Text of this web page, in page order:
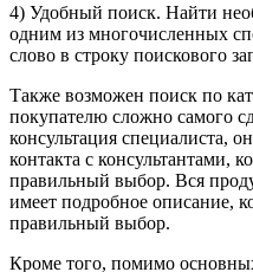
4) Удобный поиск. Найти
одним из многочисленных
слово в строку поискового
Также возможен поиск по
покупателю сложно самого
консультация специалиста,
контакта с консультантами,
правильный выбор. Вся
имеет подробное описание,
правильный выбор.
Кроме того, помимо